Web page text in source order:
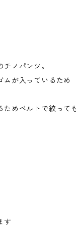
ノパンツ。
ムが入っているため
ためベルトで絞っても
す